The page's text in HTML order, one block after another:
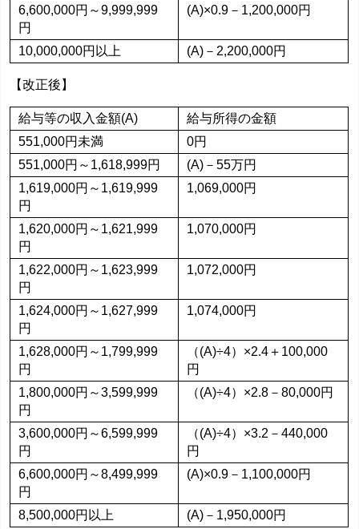
6,600,000円～9,999,999
円
(A)×0.9－1,200,000円
10,000,000円以上 (A)－2,200,000円
【改正後】
給与等の収入金額(A)
給与所得の金額
551,000円未満
0円
551,000円～1,618,999円
(A)－55万円
1,619,000円～1,619,999
円
1,069,000円
1,620,000円～1,621,999
円
1,070,000円
1,622,000円～1,623,999
円
1,072,000円
1,624,000円～1,627,999
円
1,074,000円
1,628,000円～1,799,999
円
（(A)÷4）×2.4＋100,000
円
1,800,000円～3,599,999
円
（(A)÷4）×2.8－80,000円
3,600,000円～6,599,999
円
（(A)÷4）×3.2－440,000
円
6,600,000円～8,499,999
円
(A)×0.9－1,100,000円
8,500,000円以上 (A)－1,950,000円